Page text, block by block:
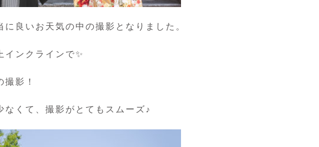
に良いお天気の中の撮影となりました。
インクラインで✨
撮影！
なくて、撮影がとてもスムーズ♪